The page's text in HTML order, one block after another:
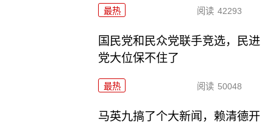
最热 阅读 42293
国民党和民众党联手竞选，民进
党大位保不住了
最热 阅读 50048
马英九搞了个大新闻，赖清德开